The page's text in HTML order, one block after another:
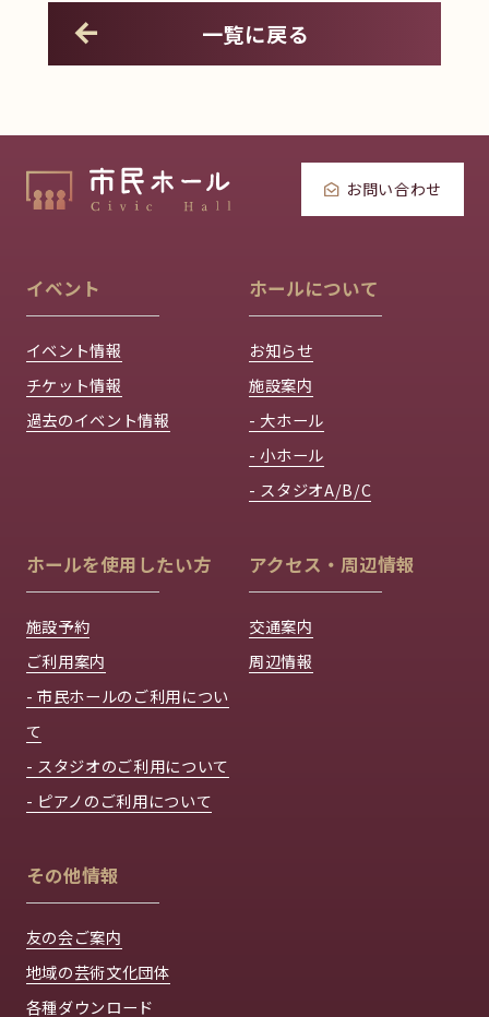
一覧に戻る
お問い合わせ
イベント
イベント情報
チケット情報
過去のイベント情報
ホールについて
お知らせ
施設案内
- 大ホール
- 小ホール
- スタジオA/B/C
ホールを使用したい方
施設予約
ご利用案内
- 市民ホールのご利用につい
て
- スタジオのご利用について
- ピアノのご利用について
アクセス・周辺情報
交通案内
周辺情報
その他情報
友の会ご案内
地域の芸術文化団体
各種ダウンロード